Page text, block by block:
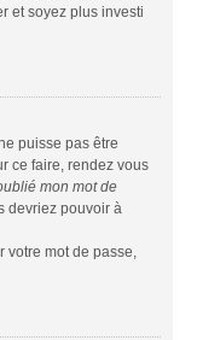
et soyez plus investi
puisse pas être
ce faire, rendez vous
mon mot de
devriez pouvoir à
votre mot de passe,